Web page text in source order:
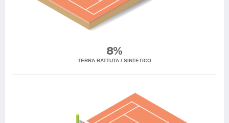
8%
TERRA BATTUTA / SINTETICO